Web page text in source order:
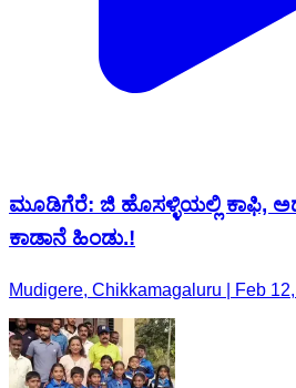
ಮೂಡಿಗೆರೆ: ಜಿ ಹೊಸಳ್ಳಿಯಲ್ಲಿ ಕಾಫಿ,
ಕಾಡಾನೆ ಹಿಂಡು.!
Mudigere, Chikkamagaluru | Feb